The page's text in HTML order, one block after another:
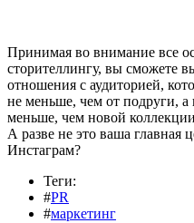
Принимая во внимание все
сторителлингу, вы сможете
отношения с аудиторией,
не меньше, чем от подруги, а
меньше, чем новой
А разве не это ваша главная
Инстаграм?
Теги:
#PR
#маркетинг